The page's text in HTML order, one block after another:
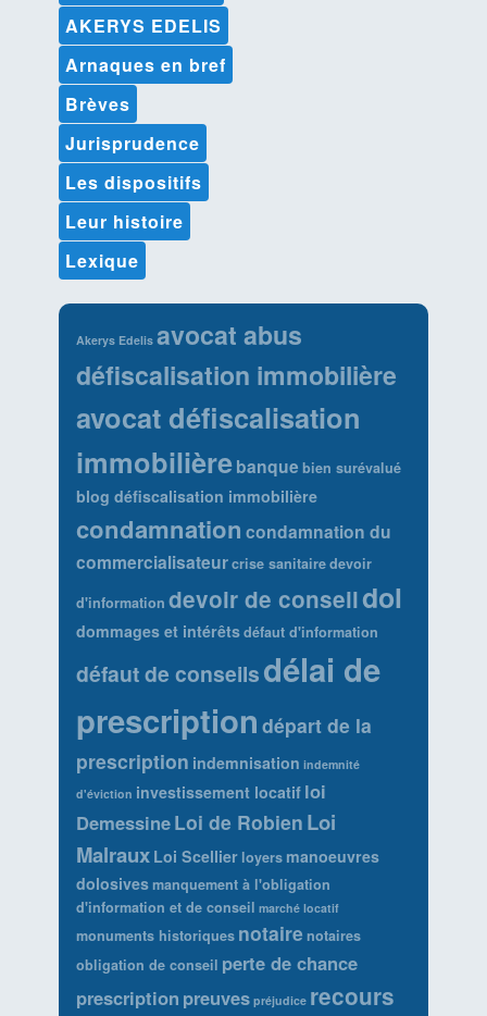
AKERYS EDELIS
Arnaques en bref
Brèves
Jurisprudence
Les dispositifs
Leur histoire
Lexique
Akerys Edelis avocat abus
défiscalisation immobilière
avocat défiscalisation
immobilièrebanque bien surévalué
blog défiscalisation immobilière
condamnation condamnation du
commercialisateurcrise sanitairedevoir
d'information devoir de conseildol
dommages et intérêtsdéfaut d'information
défaut de conseilsdélai de
prescription départ de la
prescription indemnisation indemnité
d'éviction investissement locatif loi
DemessineLoi de Robien Loi
Malraux Loi Scellier loyers manoeuvres
dolosivesmanquement à l'obligation
d'information et de conseil marché locatif
monuments historiques notaire notaires
obligation de conseil perte de chance
prescription preuves préjudice recours